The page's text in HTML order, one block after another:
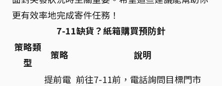
更有效率地完成寄件任務！
7-11缺貨？紙箱購買預防針
策略類
型
策略 說明
提前電 前往7-11前，電話詢問目標門市